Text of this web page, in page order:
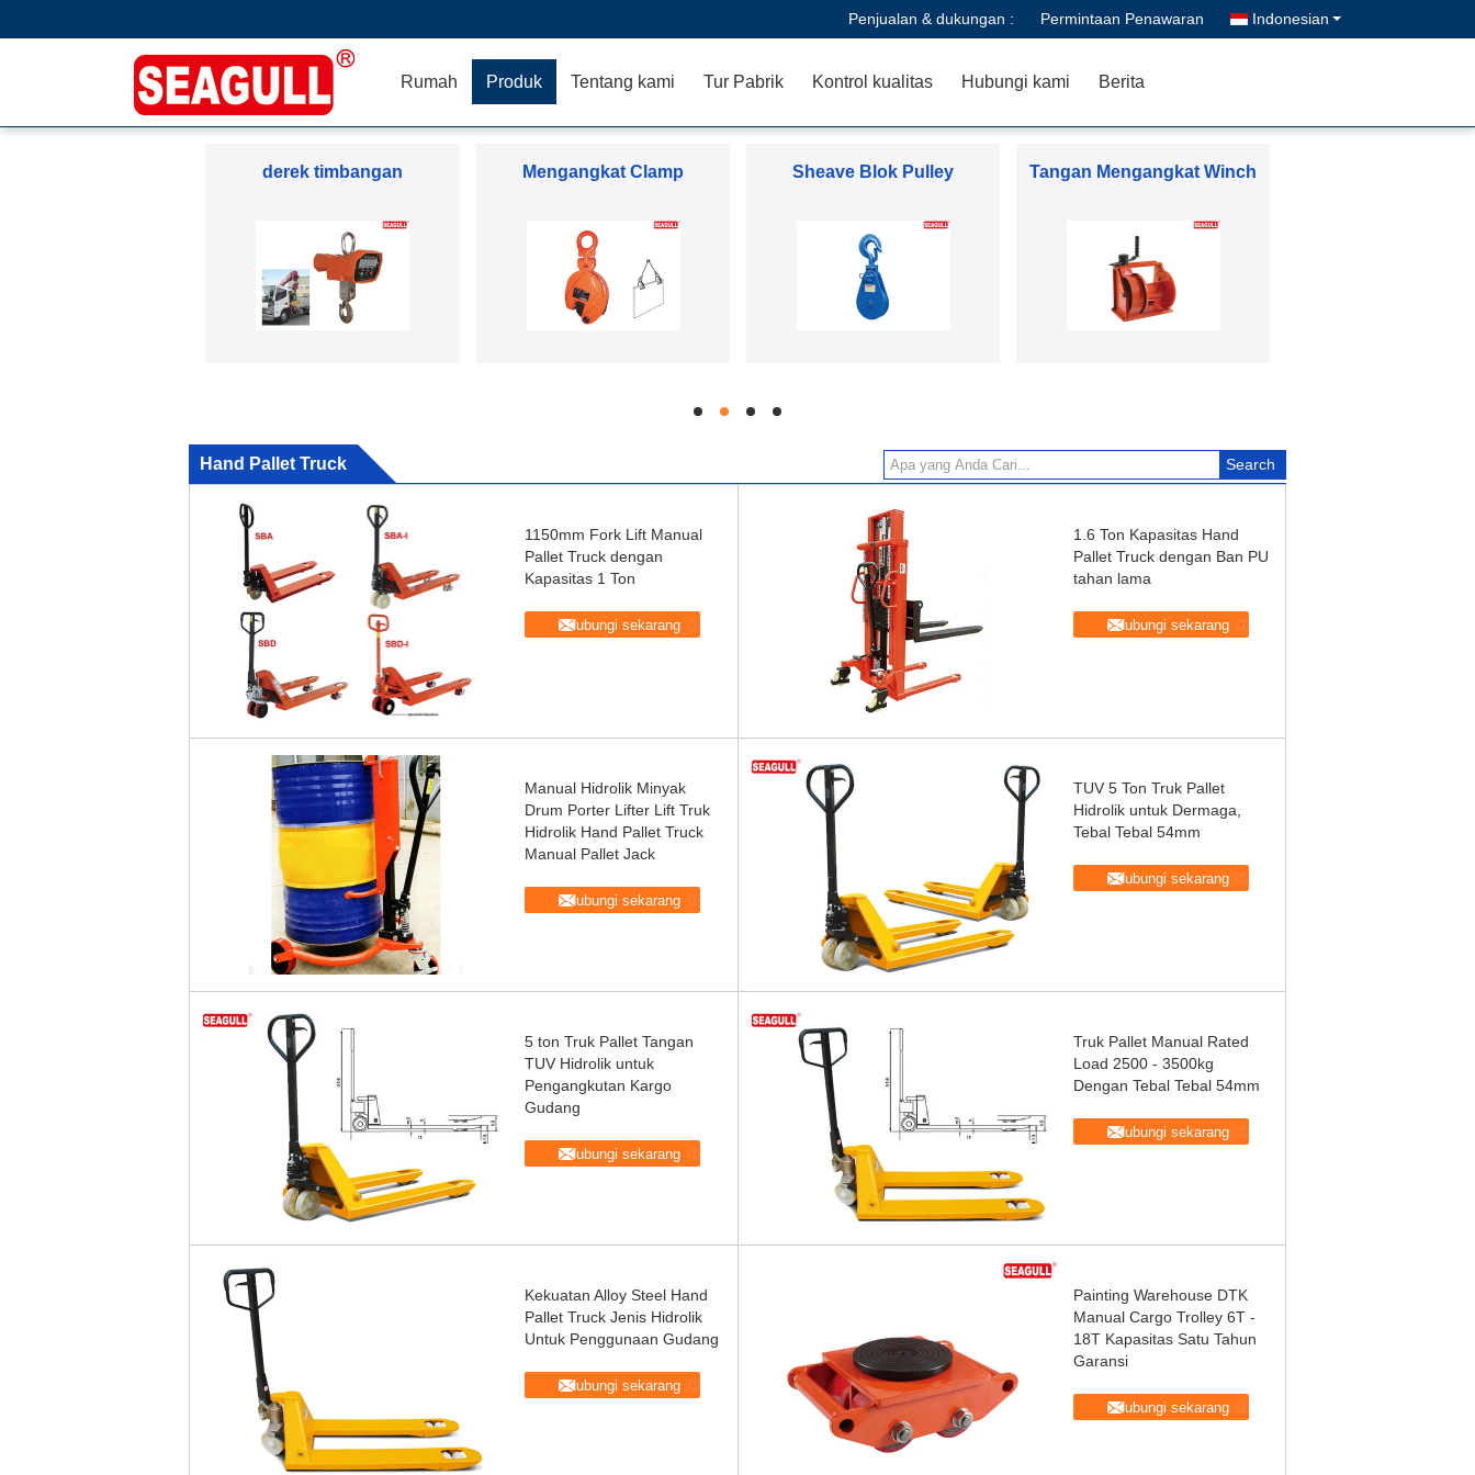
Penjualan & dukungan : Permintaan Penawaran Indonesian
Rumah Produk Tentang kami Tur Pabrik Kontrol kualitas Hubungi kami Berita
derek timbangan Mengangkat Clamp Sheave Blok Pulley Tangan Mengangkat Winch
hd hd hd hd
Hand Pallet Truck
1150mm Fork Lift Manual
Pallet Truck dengan
Kapasitas 1 Ton
Hubungi sekarang
1.6 Ton Kapasitas Hand
Pallet Truck dengan Ban PU
tahan lama
Hubungi sekarang
Manual Hidrolik Minyak
Drum Porter Lifter Lift Truk
Hidrolik Hand Pallet Truck
Manual Pallet Jack
Hubungi sekarang
TUV 5 Ton Truk Pallet
Hidrolik untuk Dermaga,
Tebal Tebal 54mm
Hubungi sekarang
5 ton Truk Pallet Tangan
TUV Hidrolik untuk
Pengangkutan Kargo
Gudang
Hubungi sekarang
Truk Pallet Manual Rated
Load 2500 - 3500kg
Dengan Tebal Tebal 54mm
Hubungi sekarang
Kekuatan Alloy Steel Hand
Pallet Truck Jenis Hidrolik
Untuk Penggunaan Gudang
Hubungi sekarang
Painting Warehouse DTK
Manual Cargo Trolley 6T -
18T Kapasitas Satu Tahun
Garansi
Hubungi sekarang